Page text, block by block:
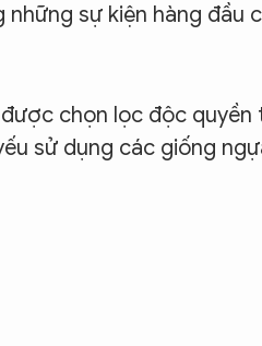
sự kiện hàng đầu
chọn lọc độc
sử dụng các giống